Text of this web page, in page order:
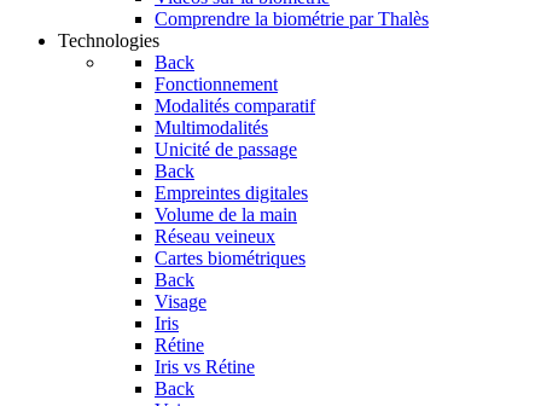
Comprendre la biométrie par Thalès
Technologies
Back
Fonctionnement
Modalités comparatif
Multimodalités
Unicité de passage
Back
Empreintes digitales
Volume de la main
Réseau veineux
Cartes biométriques
Back
Visage
Iris
Rétine
Iris vs Rétine
Back